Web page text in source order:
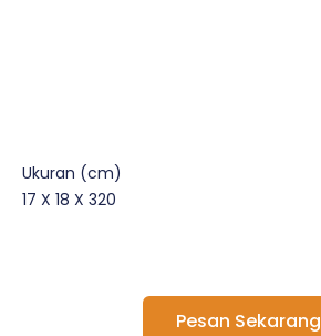
Ukuran (cm)
17 X 18 X 320
Pesan Sekarang